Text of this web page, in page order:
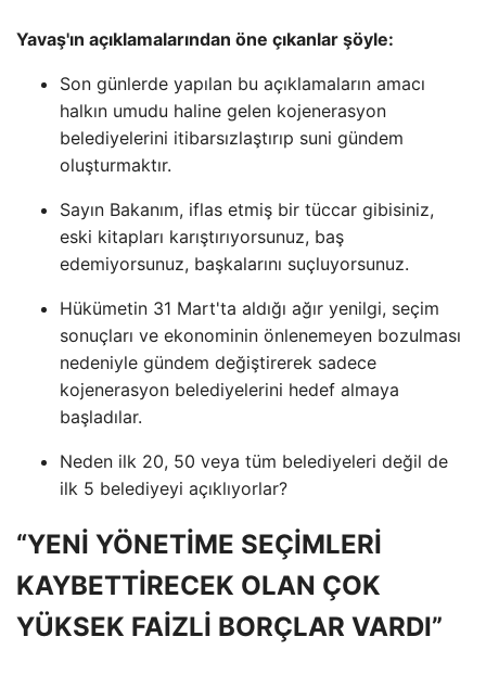
Yavaş'ın açıklamalarından öne çıkanlar şöyle:
Son günlerde yapılan bu açıklamaların amacı
halkın umudu haline gelen kojenerasyon
belediyelerini itibarsızlaştırıp suni gündem
oluşturmaktır.
Sayın Bakanım, iflas etmiş bir tüccar gibisiniz,
eski kitapları karıştırıyorsunuz, baş
edemiyorsunuz, başkalarını suçluyorsunuz.
Hükümetin 31 Mart'ta aldığı ağır yenilgi, seçim
sonuçları ve ekonominin önlenemeyen bozulması
nedeniyle gündem değiştirerek sadece
kojenerasyon belediyelerini hedef almaya
başladılar.
Neden ilk 20, 50 veya tüm belediyeleri değil de
ilk 5 belediyeyi açıklıyorlar?
“YENİ YÖNETİME SEÇİMLERİ
KAYBETTİRECEK OLAN ÇOK
YÜKSEK FAİZLİ BORÇLAR VARDI”